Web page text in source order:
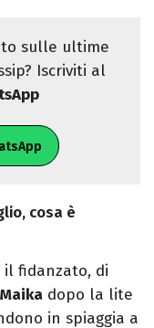
sulle ultime
Iscriviti al
cosa è
il fidanzato, di
dopo la lite
in spiaggia a